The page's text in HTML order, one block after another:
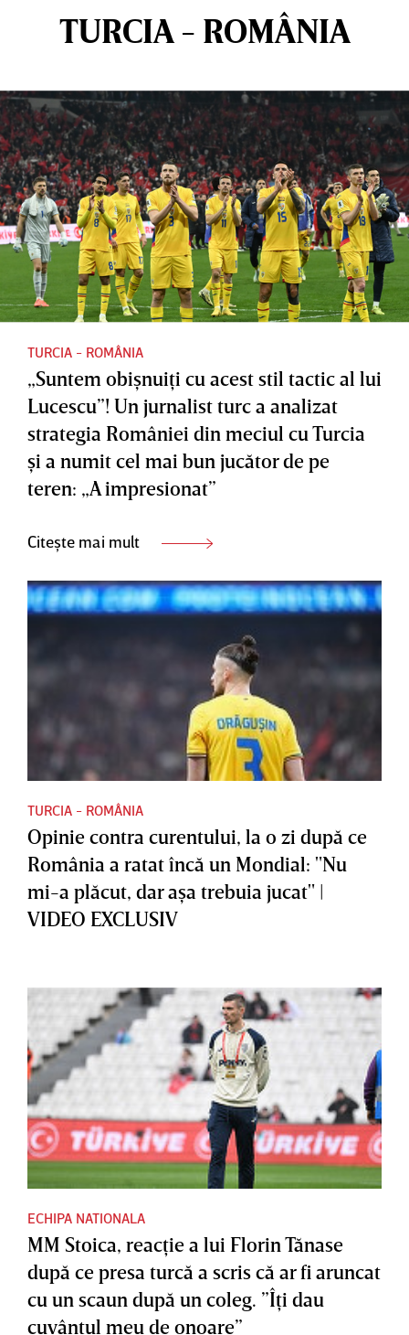
TURCIA - ROMÂNIA
TURCIA - ROMÂNIA
„Suntem obişnuiţi cu acest stil tactic al lui
Lucescu”! Un jurnalist turc a analizat
strategia României din meciul cu Turcia
şi a numit cel mai bun jucător de pe
teren: „A impresionat”
Citește mai mult
TURCIA - ROMÂNIA
Opinie contra curentului, la o zi după ce
România a ratat încă un Mondial: "Nu
mi-a plăcut, dar aşa trebuia jucat" |
VIDEO EXCLUSIV
ECHIPA NATIONALA
MM Stoica, reacţie a lui Florin Tănase
după ce presa turcă a scris că ar fi aruncat
cu un scaun după un coleg. ”Îţi dau
cuvântul meu de onoare”